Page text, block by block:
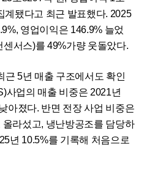
계됐다고 최근 발표했다. 2025
영업이익은 146.9% 늘었
서스)를 49%가량 웃돌았다.
근 5년 매출 구조에서도 확인
사업의 매출 비중은 2021년
아졌다. 반면 전장 사업 비중은
라섰고, 냉난방공조를 담당하
년 10.5%를 기록해 처음으로